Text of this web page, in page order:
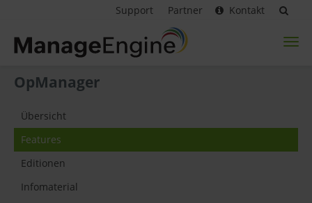
Support Partner Kontakt
OpManager
Übersicht
Features
Editionen
Infomaterial